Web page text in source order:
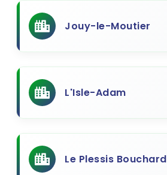
Jouy-le-Moutier
L'Isle-Adam
Le Plessis Bouchard